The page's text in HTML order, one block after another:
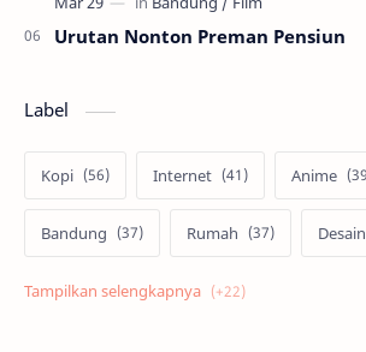
Urutan Nonton Preman Pensiun
Label
Kopi Internet Anime
Bandung Rumah Desain
Psikologi Film